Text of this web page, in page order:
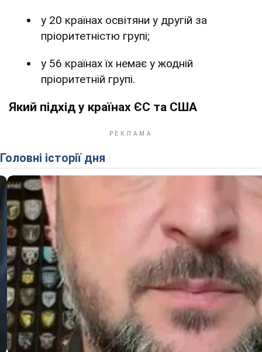
у 20 країнах освітяни у другій за
пріоритетністю групі;
у 56 країнах їх немає у жодній
пріоритетній групі.
Який підхід у країнах ЄС та США
Головні історії дня